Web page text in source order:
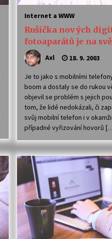
Internet a WWW
Rušička nových
fotoaparátů je na
Axl 18. 9. 2003
Je to jako s mobilními
boom a dostaly se do rukou
objevil se problém s jejich
tom, že lidé nedokázali, či
svůj mobilní telefon i v
případné vyřizování hovorů